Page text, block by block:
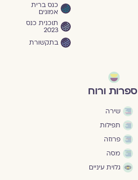
כנס ברית
אמונים
תוכנית כנס
2023
בתקשורת
ספרות ורוח
שירה
תפילות
פרוזה
מסה
גלוית עיניים